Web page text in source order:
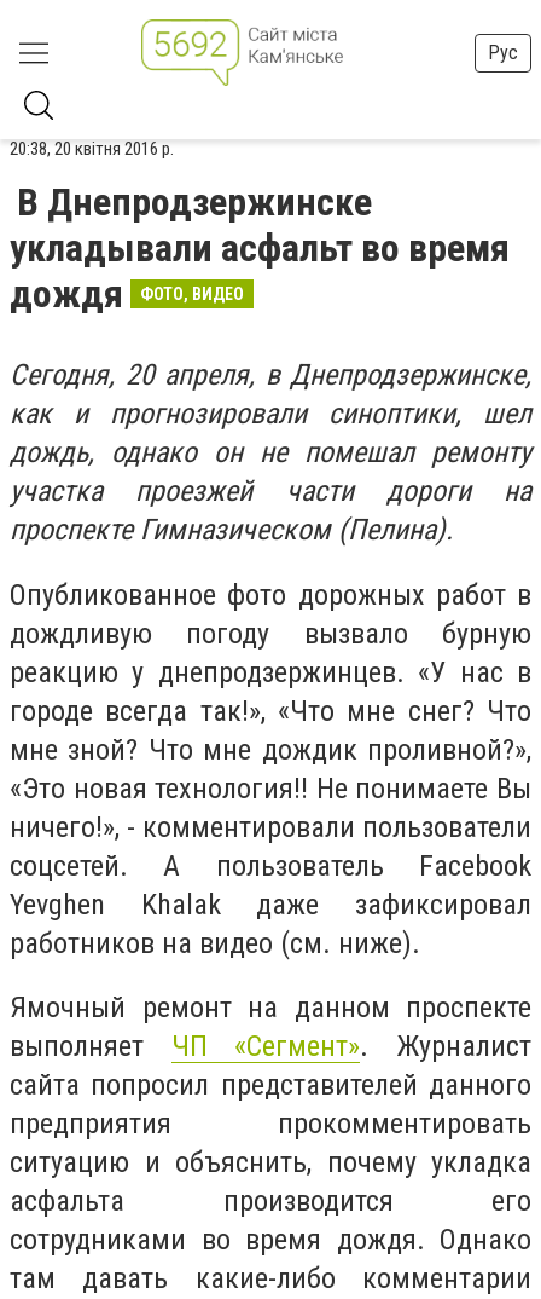
Рус
20:38, 20 квітня 2016 р.
В Днепродзержинске
укладывали асфальт во время
дождя
ФОТО, ВИДЕО
Сегодня, 20 апреля, в Днепродзержинске,
как и прогнозировали синоптики, шел
дождь, однако он не помешал ремонту
участка проезжей части дороги на
проспекте Гимназическом (Пелина).
Опубликованное фото дорожных работ в
дождливую погоду вызвало бурную
реакцию у днепродзержинцев. «У нас в
городе всегда так!», «Что мне снег? Что
мне зной? Что мне дождик проливной?»,
«Это новая технология!! Не понимаете Вы
ничего!», - комментировали пользователи
соцсетей. А пользователь Facebook
Yevghen Khalak даже зафиксировал
работников на видео (см. ниже).
Ямочный ремонт на данном проспекте
выполняет ЧП «Сегмент». Журналист
сайта попросил представителей данного
предприятия прокомментировать
ситуацию и объяснить, почему укладка
асфальта производится его
сотрудниками во время дождя. Однако
там давать какие-либо комментарии